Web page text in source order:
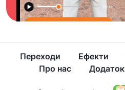
Переходи Ефекти
Про нас
Додаток